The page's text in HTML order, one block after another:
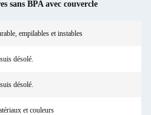
sans BPA avec couvercle
empilables et instables
désolé.
désolé.
et couleurs